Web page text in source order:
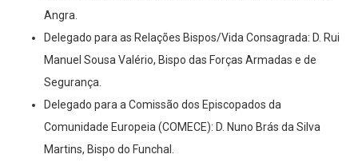
Angra.
Delegado para as Relações Bispos/Vida Consagrada: D. Rui
Manuel Sousa Valério, Bispo das Forças Armadas e de
Segurança.
Delegado para a Comissão dos Episcopados da
Comunidade Europeia (COMECE): D. Nuno Brás da Silva
Martins, Bispo do Funchal.